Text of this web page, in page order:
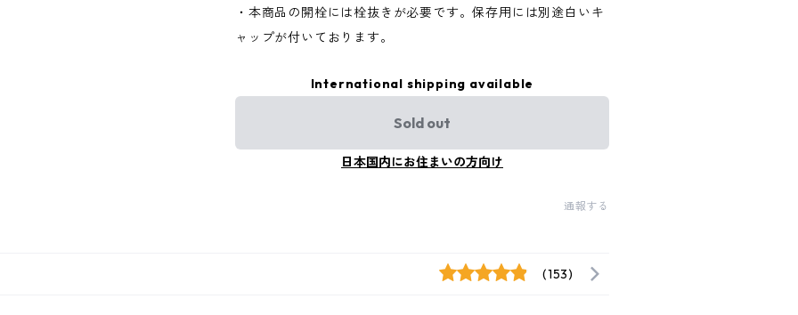
・本商品の開栓には栓抜きが必要です。保存用には別途白いキ
ャップが付いております。
International shipping available
Sold out
日本国内にお住まいの方向け
通報する
(153)